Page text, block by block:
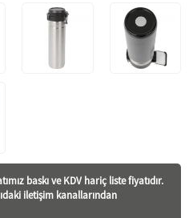
mız baskı ve KDV hariç liste fiyatıdır.
iletişim kanallarından